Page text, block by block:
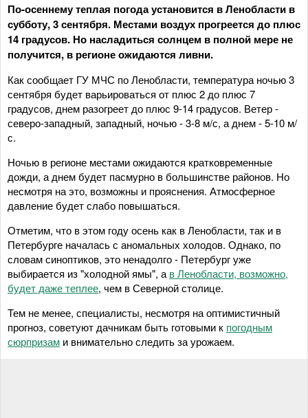
По-осеннему теплая погода установится в Ленобласти в
субботу, 3 сентября. Местами воздух прогреется до плюс
14 градусов. Но насладиться солнцем в полной мере не
получится, в регионе ожидаются ливни.
Как сообщает ГУ МЧС по Ленобласти, температура ночью 3
сентября будет варьироваться от плюс 2 до плюс 7
градусов, днем разогреет до плюс 9-14 градусов. Ветер -
северо-западный, западный, ночью - 3-8 м/с, а днем - 5-10 м/
с.
Ночью в регионе местами ожидаются кратковременные
дожди, а днем будет пасмурно в большинстве районов. Но
несмотря на это, возможны и прояснения. Атмосферное
давление будет слабо повышаться.
Отметим, что в этом году осень как в Ленобласти, так и в
Петербурге началась с аномальных холодов. Однако, по
словам синоптиков, это ненадолго - Петербург уже
выбирается из "холодной ямы", а в Ленобласти, возможно,
будет даже теплее, чем в Северной столице.
Тем не менее, специалисты, несмотря на оптимистичный
прогноз, советуют дачникам быть готовыми к погодным
сюрпризам и внимательно следить за урожаем.